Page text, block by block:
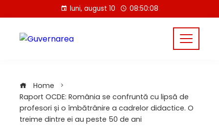
to
content
luni, august 10 08:50:08
Home
Raport OCDE: România se confruntă cu lipsă de
profesori și o îmbătrânire a cadrelor didactice. O
treime dintre ei au peste 50 de ani